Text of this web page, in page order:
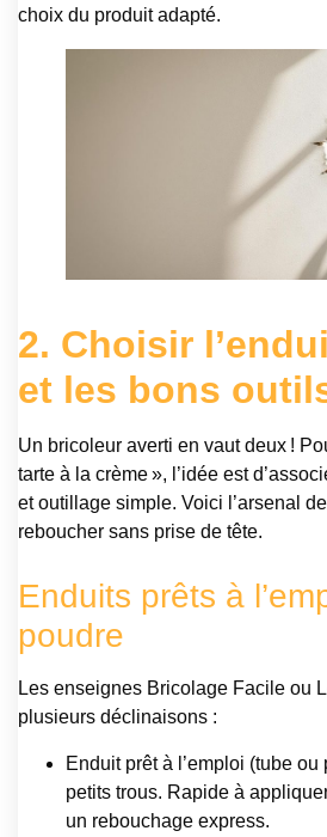
choix du produit adapté.
2. Choisir
et les bons
Un bricoleur averti en vaut deux !
tarte à la crème », l’idée est
et outillage simple. Voici l’arsenal
reboucher sans prise de tête.
Enduits prêts à
poudre
Les enseignes Bricolage Facile ou
plusieurs déclinaisons :
Enduit prêt à l’emploi (tube
petits trous. Rapide à
un rebouchage express.